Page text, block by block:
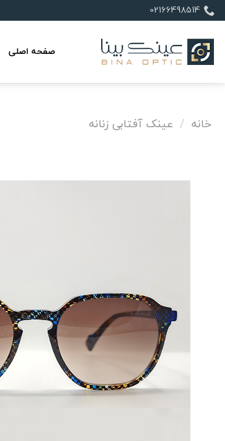
Skip
to
content
02166498514
صفحه اصلی
خانه / عینک آفتابی زنانه